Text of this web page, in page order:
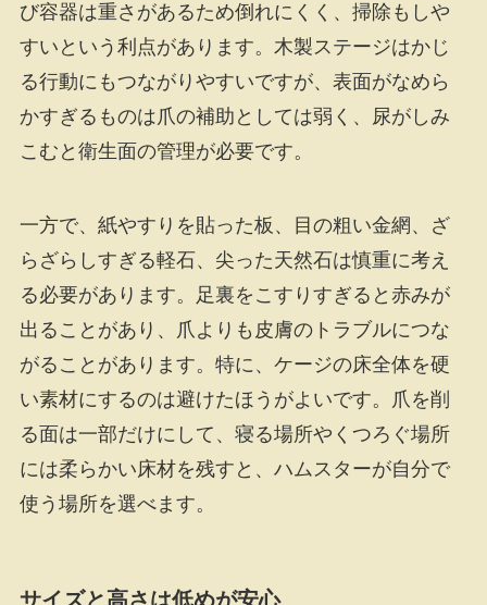
び容器は重さがあるため倒れにくく、掃除もしや
すいという利点があります。木製ステージはかじ
る行動にもつながりやすいですが、表面がなめら
かすぎるものは爪の補助としては弱く、尿がしみ
こむと衛生面の管理が必要です。
一方で、紙やすりを貼った板、目の粗い金網、ざ
らざらしすぎる軽石、尖った天然石は慎重に考え
る必要があります。足裏をこすりすぎると赤みが
出ることがあり、爪よりも皮膚のトラブルにつな
がることがあります。特に、ケージの床全体を硬
い素材にするのは避けたほうがよいです。爪を削
る面は一部だけにして、寝る場所やくつろぐ場所
には柔らかい床材を残すと、ハムスターが自分で
使う場所を選べます。
サイズと高さは低めが安心